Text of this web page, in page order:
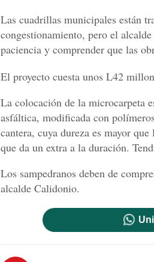
Las cuadrillas municipales están
congestionamiento, pero el
paciencia y comprender que las
El proyecto cuesta unos L42
La colocación de la microcarpeta
asfáltica, modificada con
cantera, cuya dureza es mayor
que da un extra a la duración.
Los sampedranos deben de
alcalde Calidonio.